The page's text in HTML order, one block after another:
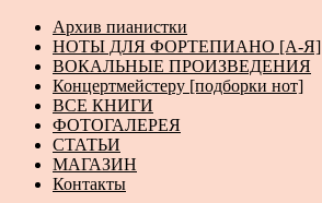
Архив пианистки
НОТЫ ДЛЯ ФОРТЕПИАНО [А-Я]
ВОКАЛЬНЫЕ ПРОИЗВЕДЕНИЯ
Концертмейстеру [подборки нот]
ВСЕ КНИГИ
ФОТОГАЛЕРЕЯ
СТАТЬИ
МАГАЗИН
Контакты